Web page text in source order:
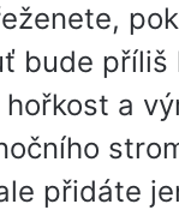
bude příliš
a
přidáte